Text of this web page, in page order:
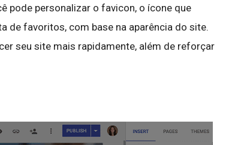
pode personalizar o favicon, o ícone que
de favoritos, com base na aparência do site.
seu site mais rapidamente, além de reforçar